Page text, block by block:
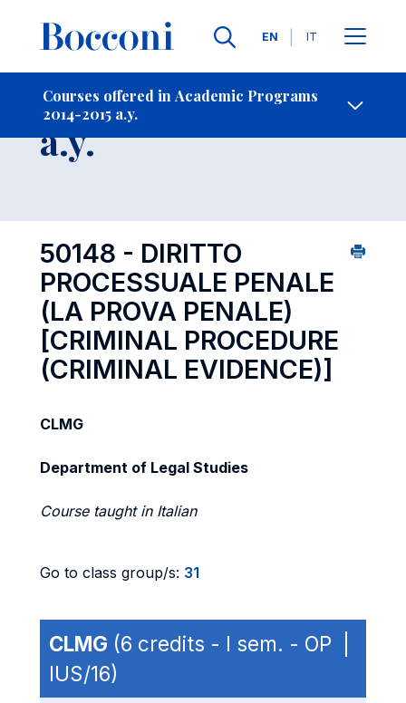
Languages
EN IT
Courses offered in Academic Programs
2014-2015 a.y.
- Contact Us
Course 2014-2015
a.y.
50148 - DIRITTO
PROCESSUALE PENALE
(LA PROVA PENALE)
[CRIMINAL PROCEDURE
(CRIMINAL EVIDENCE)]
CLMG
Department of Legal Studies
Course taught in Italian
Go to class group/s: 31
CLMG (6 credits - I sem. - OP |
IUS/16)